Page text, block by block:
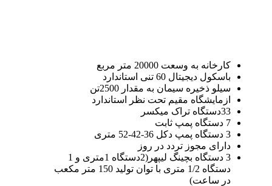
کارخانه به وسعت 20000 متر مربع
باسکول دیجیتال 60 تنی استاندارد
سیلو ذخیره سیمان به مقدار 2500تن
ازمایشگاه مقیم تحت نظر استاندارد
33دستگاه تراک میکسر
7 دستگاه پمپ ثابت
3 دستگاه پمپ دکل 36-42-52 متری
دارای مجوز تردد در روز
3 دستگاه بچینگ لیپهر(2دستگاه 1متری و 1
دستگاه 1/2 متری با توان تولید 150 متر مکعب
در ساعت)